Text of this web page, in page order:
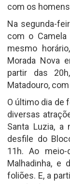
com os
Na segunda-
com o Camela
mesmo
Morada Nova
partir das
Matadouro,
O último dia de
diversas
Santa Luzia,
desfile do
11h. Ao
Malhadinha, e
foliões. E, a